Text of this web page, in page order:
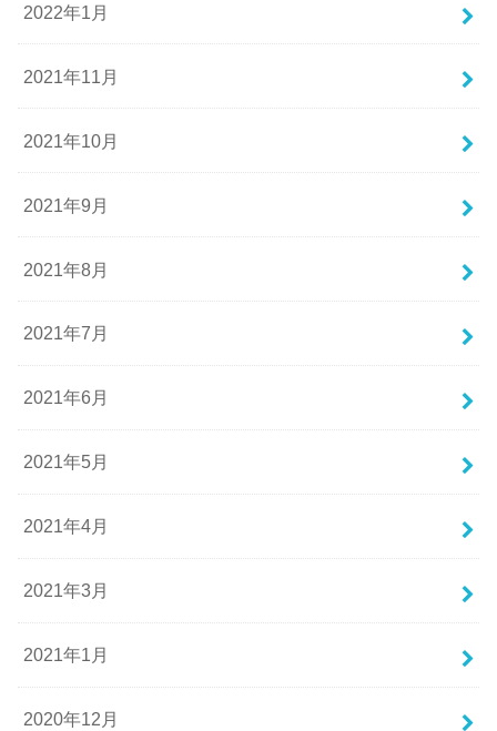
2022年1月
2021年11月
2021年10月
2021年9月
2021年8月
2021年7月
2021年6月
2021年5月
2021年4月
2021年3月
2021年1月
2020年12月